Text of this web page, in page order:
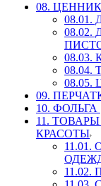
08.
08.01.
08.02.
08.03.
08.04.
09.
10.
11.
КРАСОТЫ